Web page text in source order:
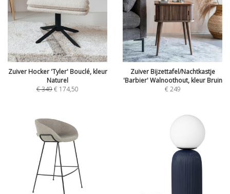
Zuiver Hocker 'Tyler' Bouclé, kleur
Naturel
€349€ 174,50
Zuiver Bijzettafel/Nachtkastje
'Barbier' Walnoothout, kleur Bruin
€249